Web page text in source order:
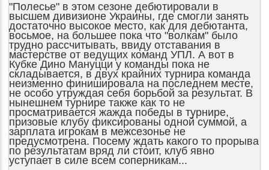
"Полесье" в этом сезоне дебютировали в
высшем дивизионе Украины, где смогли занять
достаточно высокое место, как для дебютанта,
восьмое, на большее пока что "волкам" было
трудно рассчитывать, ввиду отставания в
мастерстве от ведущих команд УПЛ. А вот в
Кубке Дино Мануцци у команды пока не
складывается, в двух крайних турнира команда
неизменно финишировала на последнем месте,
не особо утруждая себя борьбой за результат. В
нынешнем турнире также как то не
просматривается жажда победы в турнире,
призовые клубу фиксированы одной суммой, а
зарплата игрокам в межсезонье не
предусмотрена. Посему ждать какого то прорыва
по результатам вряд ли стоит, клуб явно
уступает в силе всем соперникам...